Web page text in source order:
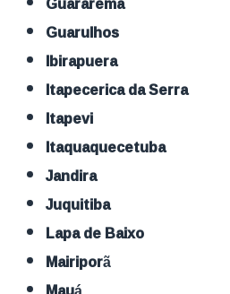
Guarulhos
Ibirapuera
Itapecerica da Serra
Itapevi
Itaquaquecetuba
Jandira
Juquitiba
Lapa de Baixo
Mairiporã